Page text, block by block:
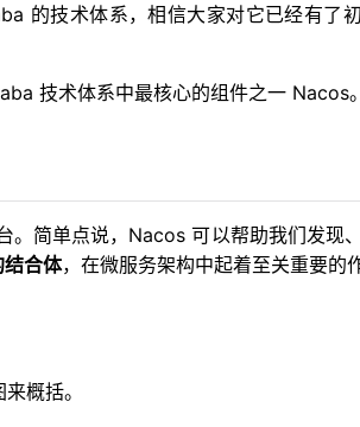
的技术体系，相信大家对它已经有了
技术体系中最核心的组件之一 Nacos。
。简单点说，Nacos 可以帮助我们发现
合体，在微服务架构中起着至关重要的作
概括。